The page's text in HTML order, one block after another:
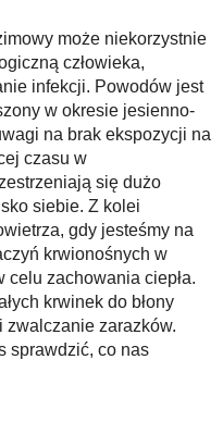
może niekorzystnie
człowieka,
infekcji. Powodów jest
w okresie jesienno-
na brak ekspozycji na
czasu w
się dużo
siebie. Z kolei
gdy jesteśmy na
krwionośnych w
zachowania ciepła.
krwinek do błony
zarazków.
sprawdzić, co nas